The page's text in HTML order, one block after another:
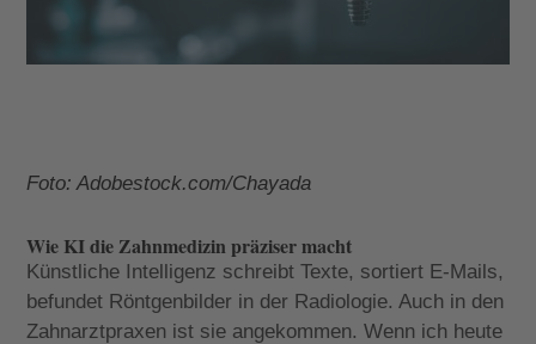
Foto: Adobestock.com/Chayada
Wie KI die Zahnmedizin präziser macht
Künstliche Intelligenz schreibt Texte, sortiert E-Mails,
befundet Röntgenbilder in der Radiologie. Auch in den
Zahnarztpraxen ist sie angekommen. Wenn ich heute